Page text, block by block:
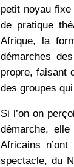
petit noyau fixe
de pratique
Afrique, la
démarches
propre, faisant
des groupes
Si l’on on
démarche,
Africains
spectacle, du